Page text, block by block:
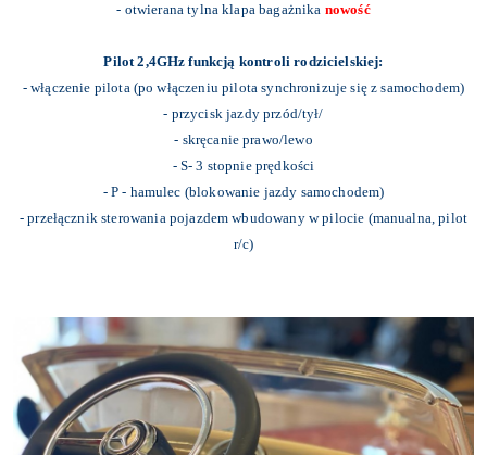
- otwierana tylna klapa bagażnika nowość
Pilot 2,4GHz funkcją kontroli rodzicielskiej:
- włączenie pilota (po włączeniu pilota synchronizuje się z samochodem)
- przycisk jazdy przód/tył/
- skręcanie prawo/lewo
- S- 3 stopnie prędkości
- P - hamulec (blokowanie jazdy samochodem)
- przełącznik sterowania pojazdem wbudowany w pilocie (manualna, pilot
r/c)